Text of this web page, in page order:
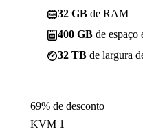
32 GB de RAM
400 GB de
32 TB de largura
69% de desconto
KVM 1